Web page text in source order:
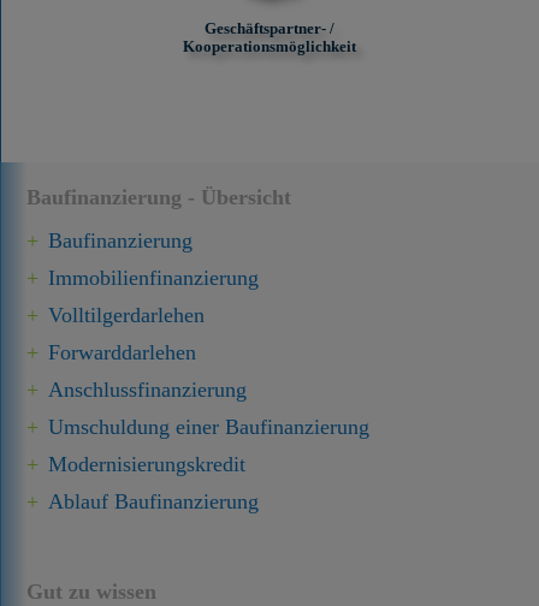
Baufinanzierung - Übersicht
Baufinanzierung
Immobilien­finanzierung
Volltilgerdarlehen
Forward­darlehen
Anschluss­finanzierung
Umschuldung einer Baufinanzierung
Modernisierungskredit
Ablauf Baufinanzierung
Gut zu wissen
Geschäftspartner- /
Kooperationsmöglichkeit